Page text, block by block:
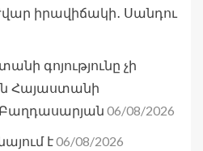
իրավիճակի․ Սանդու
գոյությունը չի
Հայաստանի
Բաղդասարյան 06/08/2026
է06/08/2026